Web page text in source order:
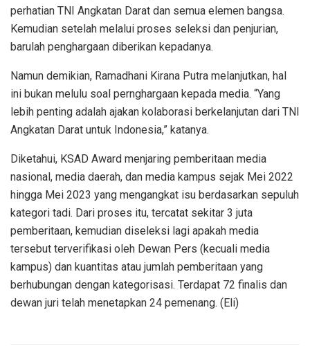
perhatian TNI Angkatan Darat dan semua elemen bangsa.
Kemudian setelah melalui proses seleksi dan penjurian,
barulah penghargaan diberikan kepadanya.
Namun demikian, Ramadhani Kirana Putra melanjutkan, hal
ini bukan melulu soal pernghargaan kepada media. “Yang
lebih penting adalah ajakan kolaborasi berkelanjutan dari TNI
Angkatan Darat untuk Indonesia,” katanya.
Diketahui, KSAD Award menjaring pemberitaan media
nasional, media daerah, dan media kampus sejak Mei 2022
hingga Mei 2023 yang mengangkat isu berdasarkan sepuluh
kategori tadi. Dari proses itu, tercatat sekitar 3 juta
pemberitaan, kemudian diseleksi lagi apakah media
tersebut terverifikasi oleh Dewan Pers (kecuali media
kampus) dan kuantitas atau jumlah pemberitaan yang
berhubungan dengan kategorisasi. Terdapat 72 finalis dan
dewan juri telah menetapkan 24 pemenang. (Eli)